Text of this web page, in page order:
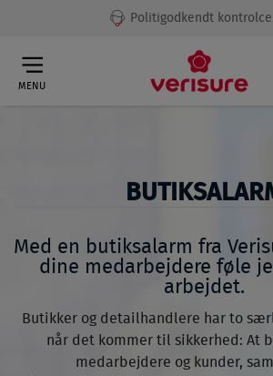
Politigodkendt
MENU
Med en butiksalarm fra
dine medarbejdere føle
arbejdet.
Butikker og detailhandlere har to
når det kommer til sikkerhed: At
medarbejdere og kunder,